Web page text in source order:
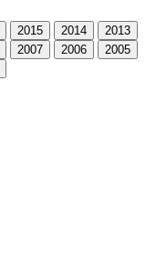
2015 2014
2013
2007 2006
2005